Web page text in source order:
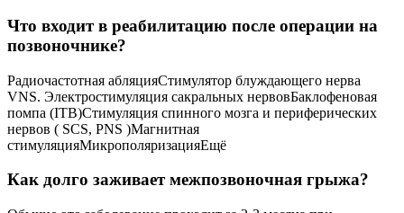
Что входит в реабилитацию после операции на
позвоночнике?
Радиочастотная абляцияСтимулятор блуждающего нерва
VNS. Электростимуляция сакральных нервовБаклофеновая
помпа (ITB)Стимуляция спинного мозга и периферических
нервов ( SCS, PNS )Магнитная
стимуляцияМикрополяризацияЕщё
Как долго заживает межпозвоночная грыжа?